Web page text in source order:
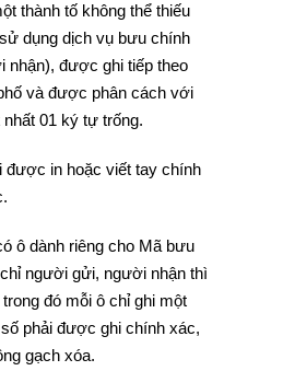
thành tố không thể thiếu
dụng dịch vụ bưu chính
được ghi tiếp theo
và được phân cách với
01 ký tự trống.
được in hoặc viết tay chính
ô dành riêng cho Mã bưu
người gửi, người nhận thì
đó mỗi ô chỉ ghi một
phải được ghi chính xác,
gạch xóa.